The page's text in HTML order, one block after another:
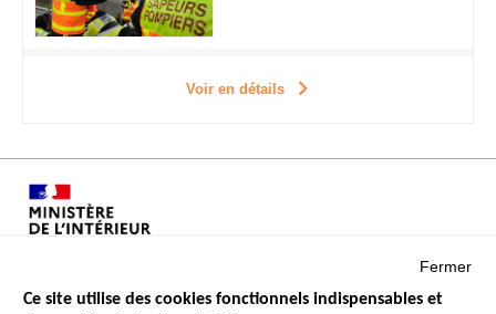
Voir en détails
Fermer
Ce site utilise des cookies fonctionnels indispensables et